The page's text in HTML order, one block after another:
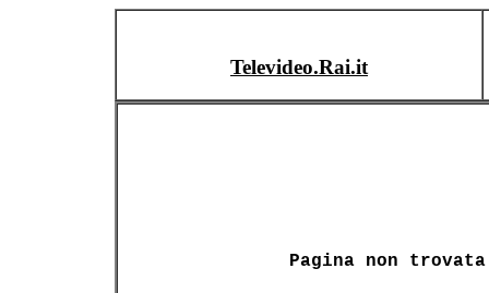
Televideo.Rai.it
Pagina non trovata